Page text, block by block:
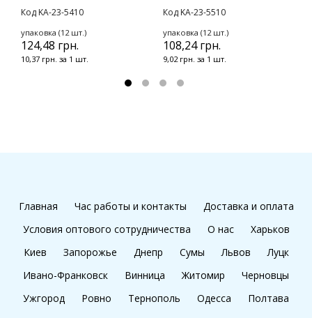
Код KA-23-5410
упаковка (12 шт.)
124,48 грн.
10,37 грн. за 1 шт.
Код KA-23-5510
упаковка (12 шт.)
108,24 грн.
9,02 грн. за 1 шт.
Главная Час работы и контакты
Доставка и оплата
Условия оптового сотрудничества
О нас
Харьков
Киев
Запорожье Днепр Сумы Львов
Луцк
Ивано-Франковск
Винница Житомир
Черновцы
Ужгород
Ровно Тернополь Одесса Полтава